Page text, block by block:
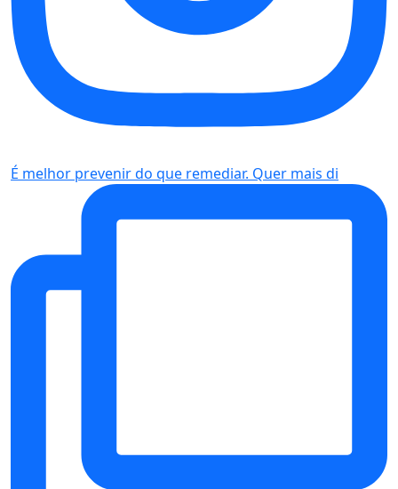
É melhor prevenir do que remediar. Quer mais di